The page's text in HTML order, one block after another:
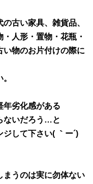
古い家具、雑貨品、
人形・置物・花瓶・
い物のお片付けの際に
年劣化感がある
ないだろう…と
して下さい( ｀ー´)
うのは実に勿体ない